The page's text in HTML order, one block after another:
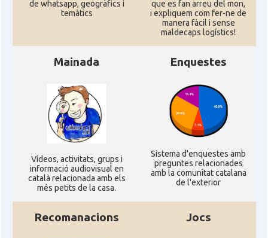
de whatsapp, geogràfics i
temàtics
que es fan arreu del mon,
i expliquem com fer-ne de
manera fàcil i sense
maldecaps logí­stics!
Mainada
Ví­deos, activitats, grups i
informació audiovisual en
català relacionada amb els
més petits de la casa.
Enquestes
Sistema d'enquestes amb
preguntes relacionades
amb la comunitat catalana
de l'exterior
Recomanacions Jocs